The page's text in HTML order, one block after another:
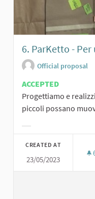
6. ParKetto -
Official proposal
ACCEPTED
Progettiamo e
piccoli possano
CREATED AT
23/05/2023